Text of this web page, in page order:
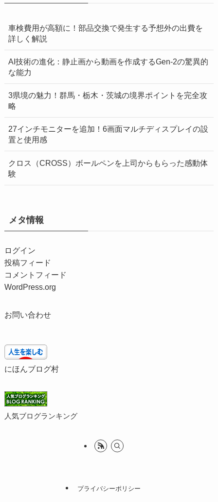
車検費用が高額に！部品交換で発生する予想外の出費を
詳しく解説
AI技術の進化：静止画から動画を作成するGen-2の驚異的
な能力
3県境の魅力！群馬・栃木・茨城の境界ポイントを完全攻
略
27インチモニターを追加！6画面マルチディスプレイの設
置と使用感
クロス（CROSS）ボールペンを上司からもらった感動体
験
メタ情報
ログイン
投稿フィード
コメントフィード
WordPress.org
お問い合わせ
にほんブログ村
人気ブログランキング
プライバシーポリシー